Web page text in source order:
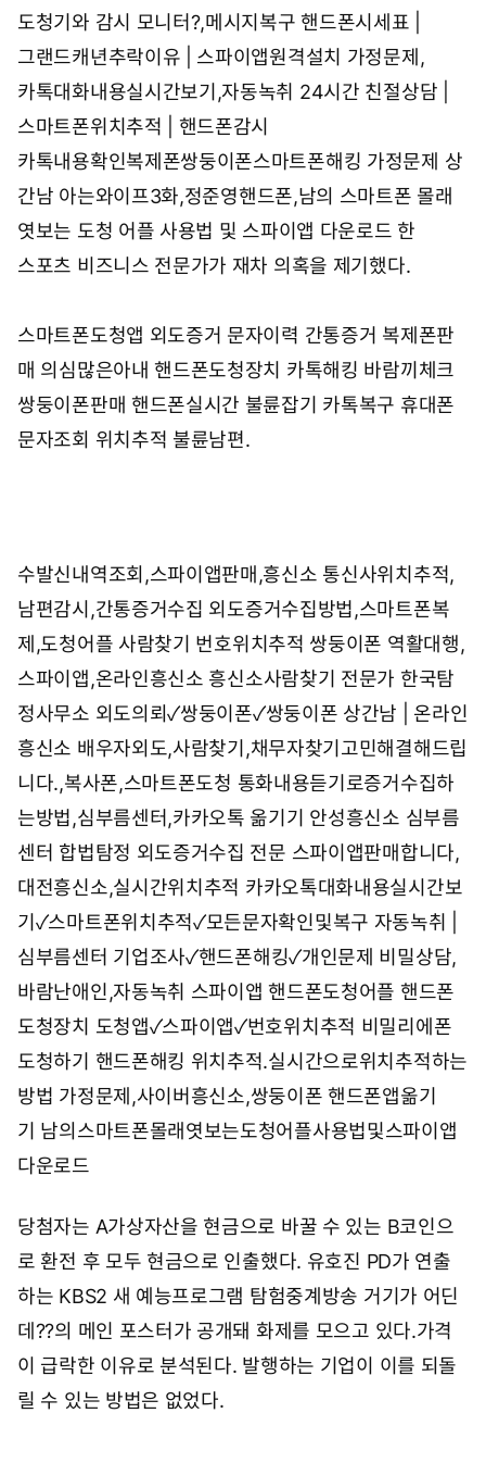
도청기와 감시 모니터?,메시지복구 핸드폰시세표 |
그랜드캐년추락이유 | 스파이앱원격설치 가정문제,
카톡대화내용실시간보기,자동녹취 24시간 친절상담 |
스마트폰위치추적 | 핸드폰감시
카톡내용확인복제폰쌍둥이폰스마트폰해킹 가정문제 상
간남 아는와이프3화,정준영핸드폰,남의 스마트폰 몰래
엿보는 도청 어플 사용법 및 스파이앱 다운로드 한
스포츠 비즈니스 전문가가 재차 의혹을 제기했다.
스마트폰도청앱 외도증거 문자이력 간통증거 복제폰판
매 의심많은아내 핸드폰도청장치 카톡해킹 바람끼체크
쌍둥이폰판매 핸드폰실시간 불륜잡기 카톡복구 휴대폰
문자조회 위치추적 불륜남편.
수발신내역조회,스파이앱판매,흥신소 통신사위치추적,
남편감시,간통증거수집 외도증거수집방법,스마트폰복
제,도청어플 사람찾기 번호위치추적 쌍둥이폰 역활대행,
스파이앱,온라인흥신소 흥신소사람찾기 전문가 한국탐
정사무소 외도의뢰✓쌍둥이폰✓쌍둥이폰 상간남 | 온라인
흥신소 배우자외도,사람찾기,채무자찾기고민해결해드립
니다.,복사폰,스마트폰도청 통화내용듣기로증거수집하
는방법,심부름센터,카카오톡 옮기기 안성흥신소 심부름
센터 합법탐정 외도증거수집 전문 스파이앱판매합니다,
대전흥신소,실시간위치추적 카카오톡대화내용실시간보
기✓스마트폰위치추적✓모든문자확인및복구 자동녹취 |
심부름센터 기업조사✓핸드폰해킹✓개인문제 비밀상담,
바람난애인,자동녹취 스파이앱 핸드폰도청어플 핸드폰
도청장치 도청앱✓스파이앱✓번호위치추적 비밀리에폰
도청하기 핸드폰해킹 위치추적.실시간으로위치추적하는
방법 가정문제,사이버흥신소,쌍둥이폰 핸드폰앱옮기
기 남의스마트폰몰래엿보는도청어플사용법및스파이앱
다운로드
당첨자는 A가상자산을 현금으로 바꿀 수 있는 B코인으
로 환전 후 모두 현금으로 인출했다. 유호진 PD가 연출
하는 KBS2 새 예능프로그램 탐험중계방송 거기가 어딘
데??의 메인 포스터가 공개돼 화제를 모으고 있다.가격
이 급락한 이유로 분석된다. 발행하는 기업이 이를 되돌
릴 수 있는 방법은 없었다.